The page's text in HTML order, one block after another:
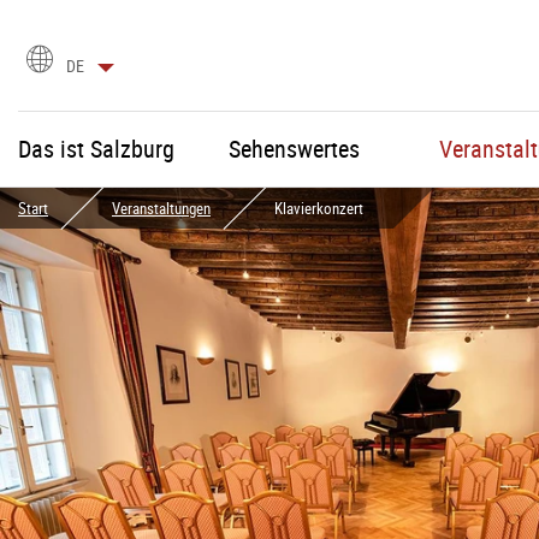
Sprachauswahl
DE
Das ist Salzburg Sehenswertes
Start Veranstaltungen Klavierkonzert